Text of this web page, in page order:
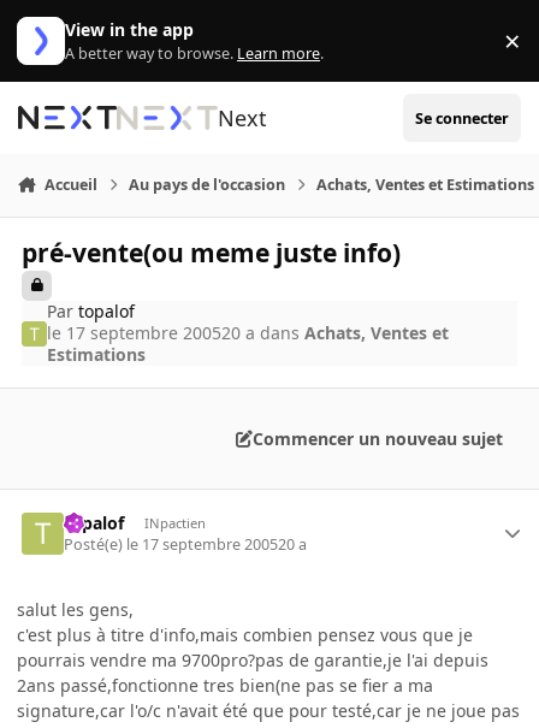
Aller au contenu
View in the app
A better way to browse. Learn more. ×
Next Se connecter
Accueil Au pays de l'occasion Achats, Ventes et Estimations
pré-vente(ou meme juste info)
Partopalof
le 17 septembre 200520 a dansAchats, Ventes et
Estimations
Commencer un nouveau sujet
topalof INpactien
Posté(e) le 17 septembre 200520 a
salut les gens,
c'est plus à titre d'info,mais combien pensez vous que je
pourrais vendre ma 9700pro?pas de garantie,je l'ai depuis
2ans passé,fonctionne tres bien(ne pas se fier a ma
signature,car l'o/c n'avait été que pour testé,car je ne joue pas